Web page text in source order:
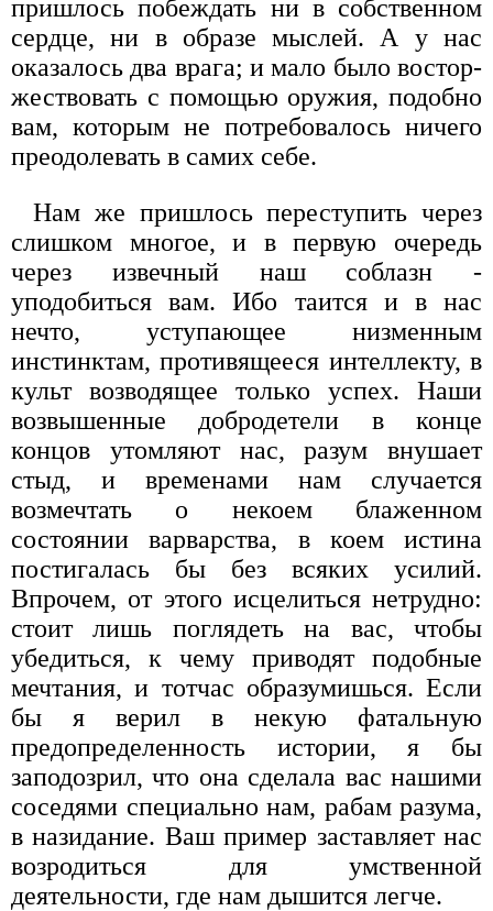
пришлось побеждать ни в собственном
сердце, ни в образе мыслей. А у нас
оказалось два врага; и мало было востор­
жествовать с помощью оружия, подобно
вам, которым не потребо­валось ничего
преодолевать в самих себе.
Нам же пришлось переступить через
слишком многое, и в пер­вую очередь
через извечный наш соблазн -
уподобиться вам. Ибо таится и в нас
нечто, уступающее низменным
инстинктам, про­тивящееся интеллекту, в
культ возводящее только успех. Наши
возвышенные добродетели в конце
концов утомляют нас, разум внушает
стыд, и временами нам случается
возмечтать о некоем блаженном
состоянии варварства, в коем истина
постигалась бы без всяких усилий.
Впрочем, от этого исцелиться нетрудно:
стоит лишь поглядеть на вас, чтобы
убедиться, к чему приводят подобные
мечтания, и тотчас образумишься. Если
бы я верил в некую фа­тальную
предопределенность истории, я бы
заподозрил, что она сделала вас нашими
соседями специально нам, рабам разума,
в назидание. Ваш пример заставляет нас
возродиться для умствен­ной
деятельности, где нам дышится легче.